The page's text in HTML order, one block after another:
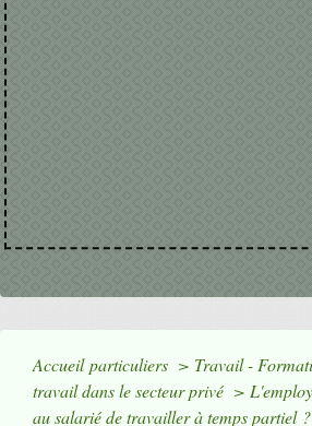
Accueil particuliers > Travail -
travail dans le secteur privé >
au salarié de travailler à temps partiel ?